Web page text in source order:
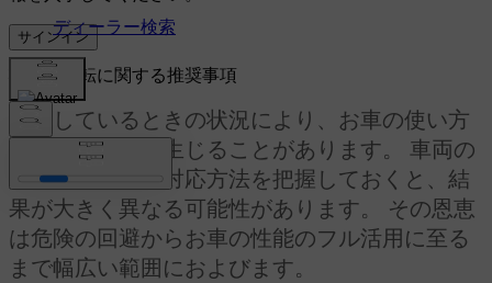
サインイン
状況と運転に関する推奨事項
運転しているときの状況により、お車の使い方
を変える必要が生じることがあります。 車両の
能力と状況への対応方法を把握しておくと、結
果が大きく異なる可能性があります。 その恩恵
は危険の回避からお車の性能のフル活用に至る
まで幅広い範囲におよびます。